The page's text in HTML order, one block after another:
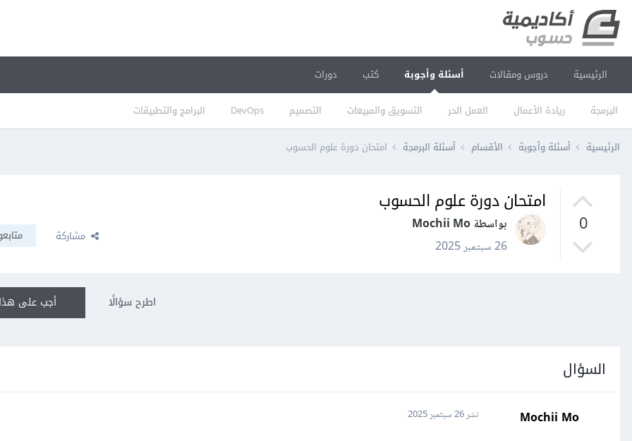
الرئيسية دروس ومقالات أسئلة وأجوبة
البرمجة ريادة الأعمال العمل الحر التسويق والمبيعات التصميم DevOps البرامج والتطبيقات
كتب دورات
الرئيسية أسئلة وأجوبة الأقسام أسئلة البرمجة امتحان دورة علوم الحسوب
0
امتحان دورة علوم الحسوب
بواسطة Mochii Mo
26 سبتمبر 2025
مشاركة
أجب على اطرح سؤالًا
السؤال
Mochii Mo نشر26 سبتمبر 2025